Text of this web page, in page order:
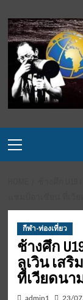
to
content
Menu
กีฬา-ท่องเที่ยว
ช้างศึก
ลูเวิน เส
ที่เวียดนา
admin1 23/